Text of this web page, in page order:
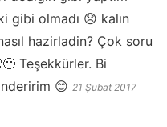
gibi olmadı 😞 kalın
hazirladin? Çok soru
Teşekkürler. Bi
😊 21 Şubat 2017